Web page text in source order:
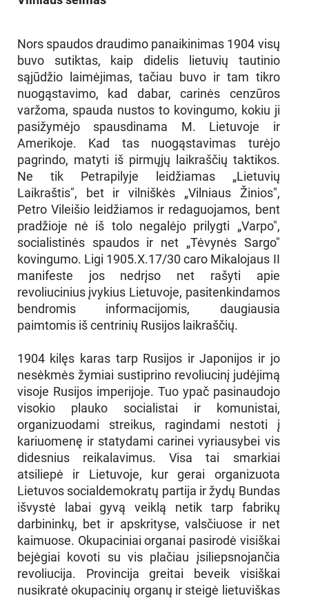
Nors spaudos draudimo panaikinimas 1904 visų
buvo sutiktas, kaip didelis lietuvių tautinio
sąjūdžio laimėjimas, tačiau buvo ir tam tikro
nuogąstavimo, kad dabar, carinės cenzūros
varžoma, spauda nustos to kovingumo, kokiu ji
pasižymėjo spausdinama M. Lietuvoje ir
Amerikoje. Kad tas nuogąstavimas turėjo
pagrindo, matyti iš pirmųjų laikraščių taktikos.
Ne tik Petrapilyje leidžiamas „Lietuvių
Laikraštis", bet ir vilniškės „Vilniaus Žinios",
Petro Vileišio leidžiamos ir redaguojamos, bent
pradžioje nė iš tolo negalėjo prilygti „Varpo",
socialistinės spaudos ir net „Tėvynės Sargo"
kovingumo. Ligi 1905.X.17/30 caro Mikalojaus II
manifeste jos nedrįso net rašyti apie
revoliucinius įvykius Lietuvoje, pasitenkindamos
bendromis informacijomis, daugiausia
paimtomis iš centrinių Rusijos laikraščių.
1904 kilęs karas tarp Rusijos ir Japonijos ir jo
nesėkmės žymiai sustiprino revoliucinį judėjimą
visoje Rusijos imperijoje. Tuo ypač pasinaudojo
visokio plauko socialistai ir komunistai,
organizuodami streikus, ragindami nestoti į
kariuomenę ir statydami carinei vyriausybei vis
didesnius reikalavimus. Visa tai smarkiai
atsiliepė ir Lietuvoje, kur gerai organizuota
Lietuvos socialdemokratų partija ir žydų Bundas
išvystė labai gyvą veiklą netik tarp fabrikų
darbininkų, bet ir apskrityse, valsčiuose ir net
kaimuose. Okupaciniai organai pasirodė visiškai
bejėgiai kovoti su vis plačiau įsiliepsnojančia
revoliucija. Provincija greitai beveik visiškai
nusikratė okupacinių organų ir steigė lietuviškas